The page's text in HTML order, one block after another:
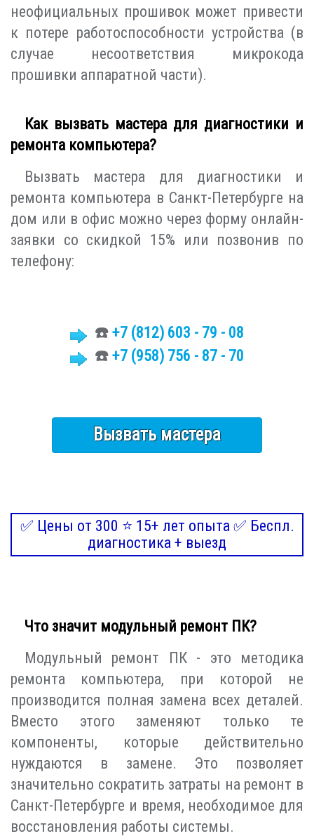
неофициальных прошивок может привести
к потере работоспособности устройства (в
случае несоответствия микрокода
прошивки аппаратной части).
Как вызвать мастера для диагностики и
ремонта компьютера?
Вызвать мастера для диагностики и
ремонта компьютера в Санкт-Петербурге на
дом или в офис можно через форму онлайн-
заявки со скидкой 15% или позвонив по
телефону:
☎️ +7 (812) 603 - 79 - 08
☎️ +7 (958) 756 - 87 - 70
Вызвать мастера
✅ Цены от 300 ⭐ 15+ лет опыта ✅ Беспл.
диагностика + выезд
Что значит модульный ремонт ПК?
Модульный ремонт ПК - это методика
ремонта компьютера, при которой не
производится полная замена всех деталей.
Вместо этого заменяют только те
компоненты, которые действительно
нуждаются в замене. Это позволяет
значительно сократить затраты на ремонт в
Санкт-Петербурге и время, необходимое для
восстановления работы системы.